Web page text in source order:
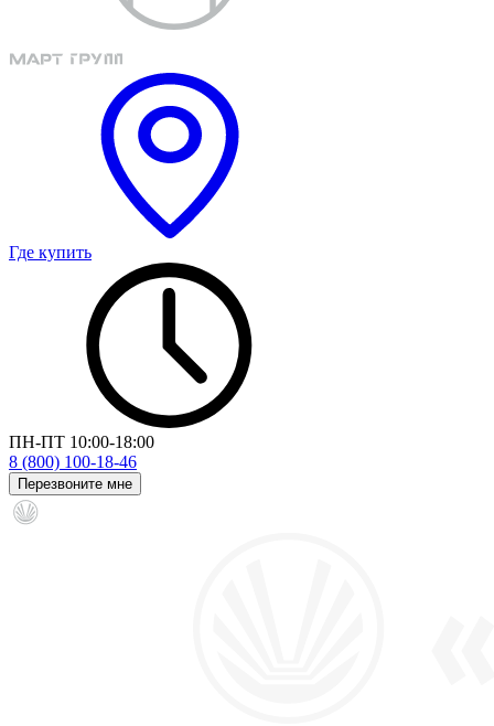
Где купить
ПН-ПТ 10:00-18:00
8 (800) 100-18-46
Перезвоните мне